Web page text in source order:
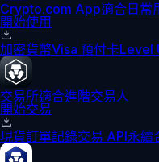
Crypto.com App適合日常
開始使用
加密貨幣Visa 預付卡Level
交易所適合進階交易人
開始交易
現貨訂單記錄交易 API永續